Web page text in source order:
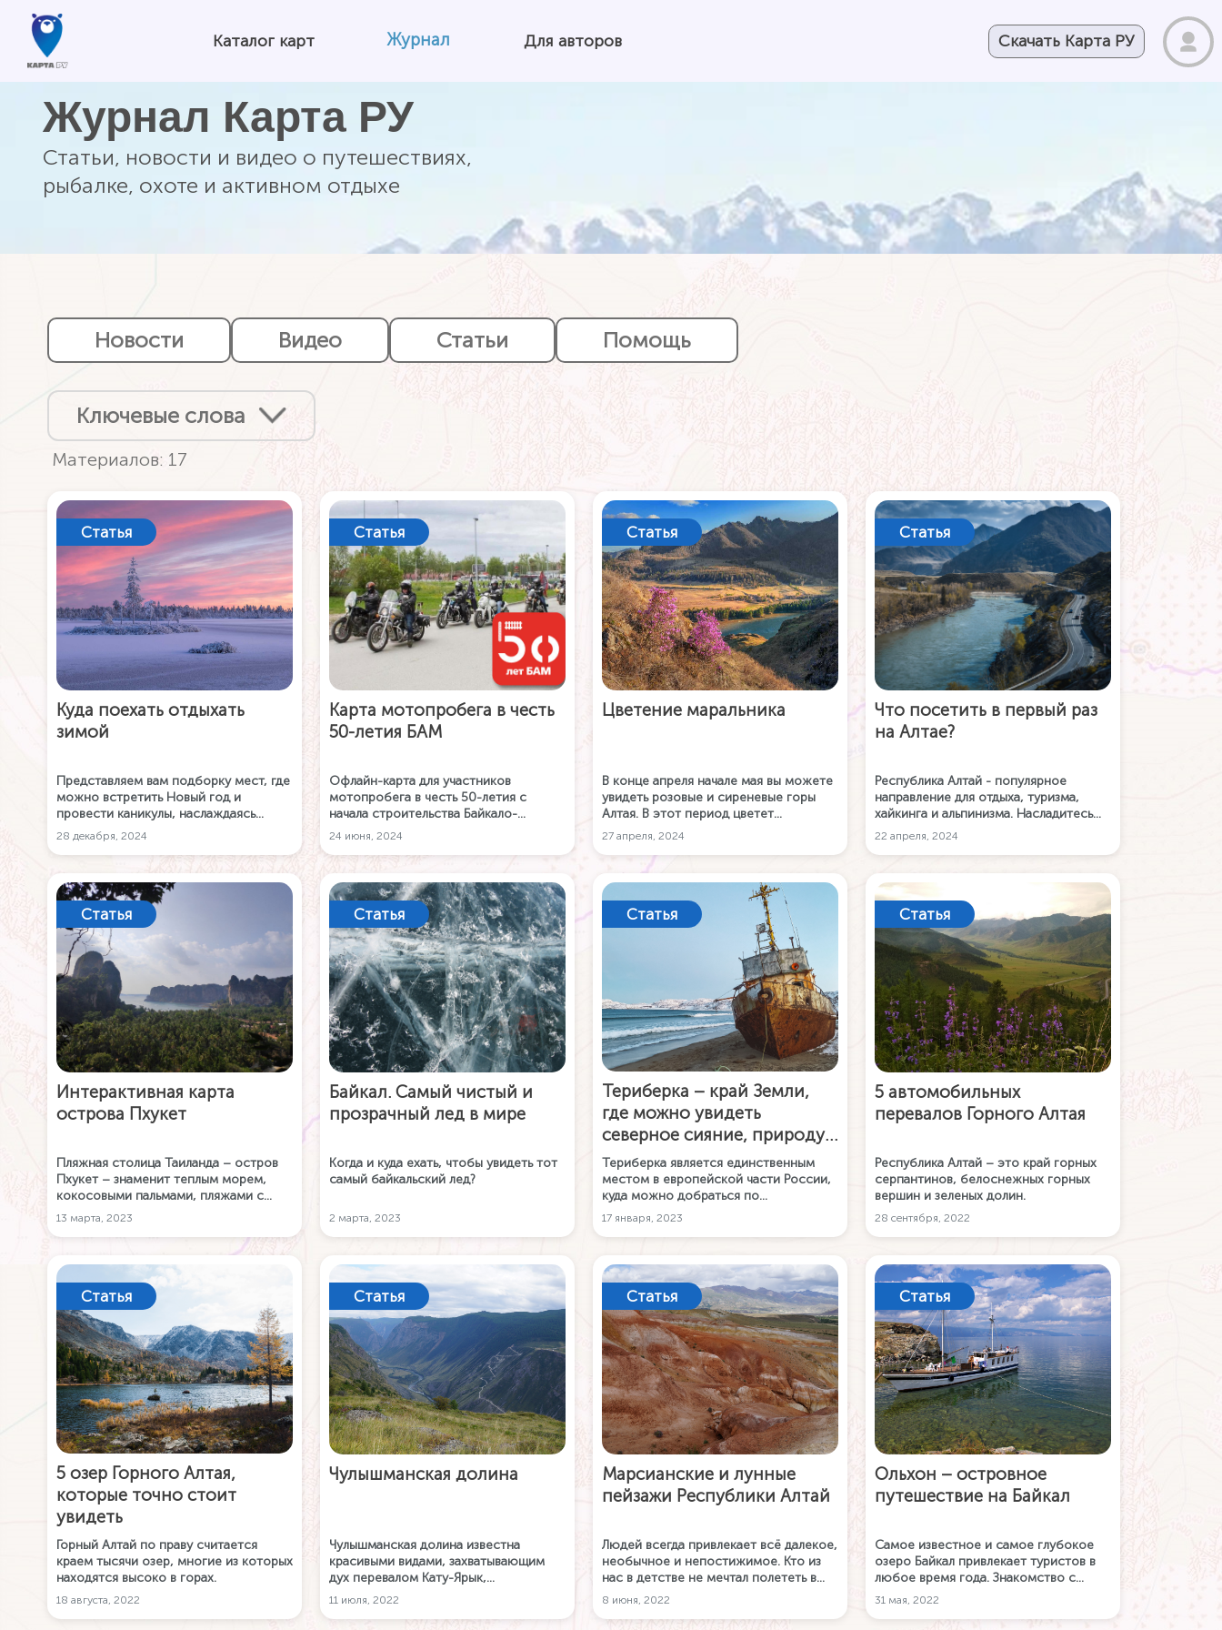
Каталог карт Журнал Для авторов Скачать Карта РУ
Журнал Карта РУ
Статьи, новости и видео о путешествиях,
рыбалке, охоте и активном отдыхе
Новости Видео Статьи Помощь
Ключевые слова
Материалов: 17
Статья
Куда поехать отдыхать
зимой
Представляем вам подборку мест, где
можно встретить Новый год и
провести каникулы, наслаждаясь
природой и зимним отдыхом.
28 декабря, 2024
Статья
Карта мотопробега в честь
50-летия БАМ
Офлайн-карта для участников
мотопробега в честь 50-летия с
начала строительства Байкало-
Амурской магистрали в бесплатном
интерактивную карту все детали
вашей поездки!
24 июня, 2024
Статья
Цветение маральника
В конце апреля начале мая вы можете
увидеть розовые и сиреневые горы
Алтая. В этот период цветет
маральник – растение, которое
выживает даже на скалах.
27 апреля, 2024
Статья
Что посетить в первый раз
на Алтае?
Республика Алтай - популярное
направление для отдыха, туризма,
хайкинга и альпинизма. Насладитесь
единением с природой у озера или
испытайте свои силы на сложных
достопримечательностей Алтая в
мобильном приложении Карта РУ!
22 апреля, 2024
Статья
Интерактивная карта
острова Пхукет
Пляжная столица Таиланда – остров
Пхукет – знаменит теплым морем,
кокосовыми пальмами, пляжами с
белоснежным песком.
13 марта, 2023
Статья
Байкал. Самый чистый и
прозрачный лед в мире
Когда и куда ехать, чтобы увидеть тот
самый байкальский лед?
2 марта, 2023
Статья
Териберка – край Земли,
где можно увидеть
северное сияние, природу
тундры, китов и кладбище
кораблей
Териберка является единственным
местом в европейской части России,
куда можно добраться по
автомобильной дороге, чтобы увидеть
открытое Баренцево море и Северный
17 января, 2023
Статья
5 автомобильных
перевалов Горного Алтая
Республика Алтай – это край горных
серпантинов, белоснежных горных
вершин и зеленых долин.
28 сентября, 2022
Статья
5 озер Горного Алтая,
которые точно стоит
увидеть
Горный Алтай по праву считается
краем тысячи озер, многие из которых
находятся высоко в горах.
18 августа, 2022
Статья
Чулышманская долина
Чулышманская долина известна
красивыми видами, захватывающим
дух перевалом Кату-Ярык,
многочисленными водопадами и
11 июля, 2022
Статья
Марсианские и лунные
пейзажи Республики Алтай
Людей всегда привлекает всё далекое,
необычное и непостижимое. Кто из
нас в детстве не мечтал полететь в
космос!? Но оказывается, что детские
Земле. Республика Алтай – это
8 июня, 2022
Статья
Ольхон – островное
путешествие на Байкал
Самое известное и самое глубокое
озеро Байкал привлекает туристов в
любое время года. Знакомство с
Байкалом стоит начать с его
самые известные виды с озера Байкал
31 мая, 2022